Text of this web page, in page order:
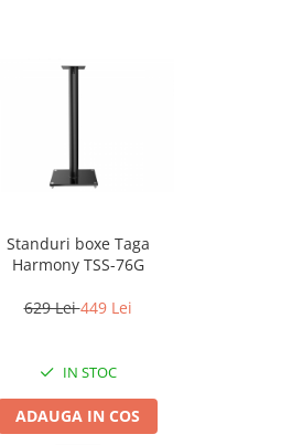
Standuri boxe Taga
Harmony TSS-76G
629 Lei449 Lei
IN STOC
ADAUGA IN COS